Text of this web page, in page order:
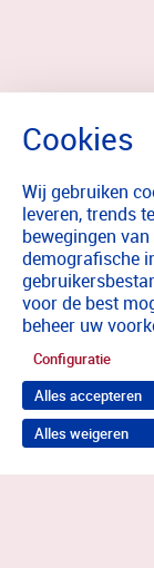
Wij gebruiken
leveren, trends
bewegingen
demografische
voor de best
beheer uw
Configuratie
Alles accepteren
Alles weigeren